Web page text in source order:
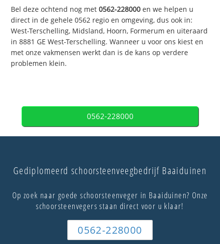
Bel deze ochtend nog met0562-228000 en we helpen u
direct in de gehele 0562 regio en omgeving, dus ook in:
West-Terschelling, Midsland, Hoorn, Formerum en uiteraard
in 8881 GE West-Terschelling. Wanneer u voor ons kiest en
met onze vakmensen werkt dan is de kans op verdere
problemen klein.
0562-228000
Gediplomeerd schoorsteenveegbedrijf Baaiduinen
Op zoek naar goede schoorsteenveger in Baaiduinen? Onze
schoorsteenvegers staan direct voor u klaar!
0562-228000